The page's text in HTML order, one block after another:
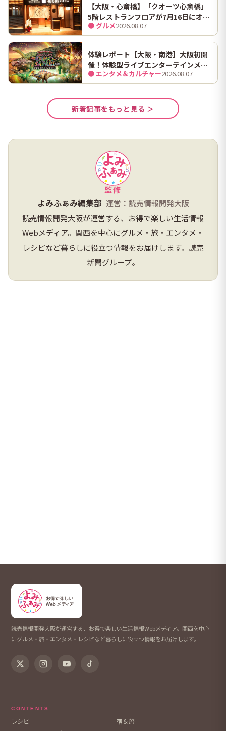
【大阪・心斎橋】「クオーツ心斎橋」
5階レストランフロアが7月16日にオー
プン！ 全国初・関西初出店を含む多彩
な9店舗
● グルメ2026.08.07
体験レポート【大阪・南港】大阪初開
催！体験型ライブエンターテインメン
ト「DINO SAFARI（ディノ サファリ）
2026」で、大迫力の恐竜の世界を体験
してきました。
● エンタメ＆カルチャー2026.08.07
新着記事をもっと見る ＞
監修
よみふぁみ編集部 運営：読売情報開発大阪
読売情報開発大阪が運営する、お得で楽しい生活情報
Webメディア。関西を中心にグルメ・旅・エンタメ・
レシピなど暮らしに役立つ情報をお届けします。読売
新聞グループ。
読売情報開発大阪が運営する、お得で楽しい生活情報Webメディア。関西を中心
にグルメ・旅・エンタメ・レシピなど暮らしに役立つ情報をお届けします。
CONTENTS
レシピ
宿＆旅